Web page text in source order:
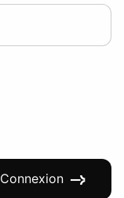
Connexion